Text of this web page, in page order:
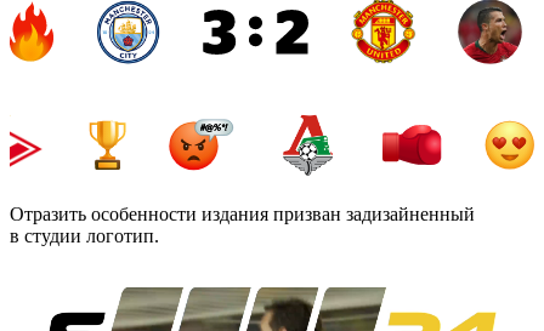
Отразить особенности издания призван задизайненный
в студии логотип.